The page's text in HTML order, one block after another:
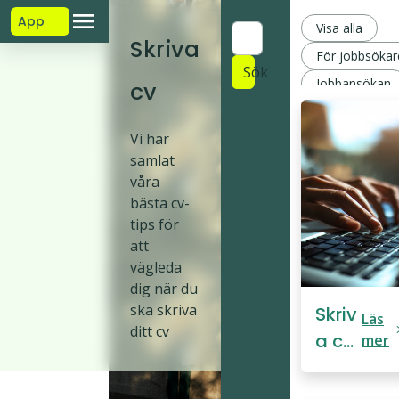
App
Skriva
cv
Vi har
samlat
våra
bästa cv-
tips för
att
vägleda
dig när du
ska skriva
ditt cv
Sök
Visa alla
För
Jobbansökan
Personligt
Skriva cv
Template
Skriv
a cv
–
Läs
mer